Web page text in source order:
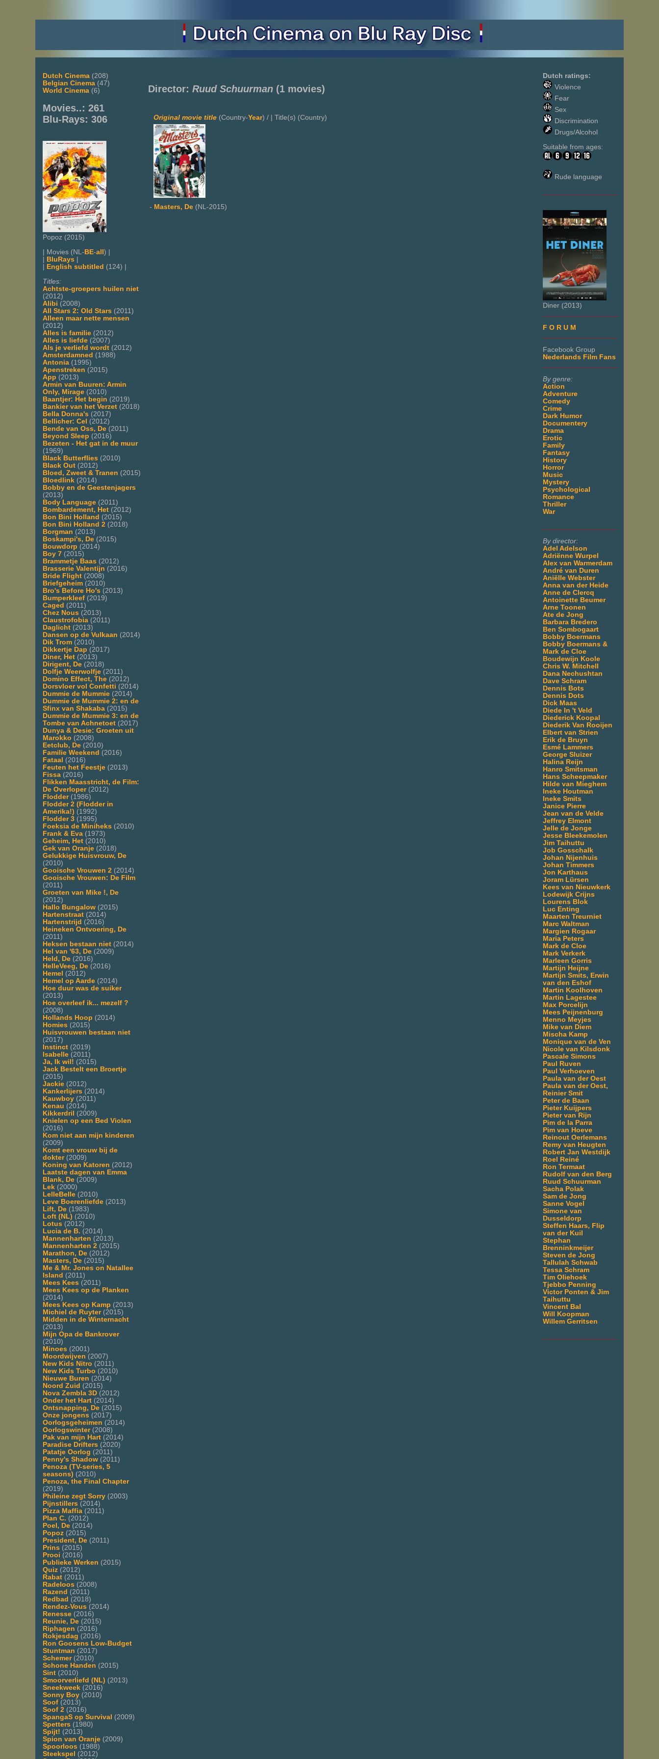
Dutch Cinema (208)
Belgian Cinema (47)
World Cinema (6)
Movies..: 261
Blu-Rays: 306
Popoz (2015)
| Movies (NL-BE-all) |
| BluRays |
| English subtitled (124) |
Titles:
Achtste-groepers huilen niet
(2012)
Alibi (2008)
All Stars 2: Old Stars (2011)
Alleen maar nette mensen
(2012)
Alles is familie (2012)
Alles is liefde (2007)
Als je verliefd wordt (2012)
Amsterdamned (1988)
Antonia (1995)
Apenstreken (2015)
App (2013)
Armin van Buuren: Armin
Only, Mirage (2010)
Baantjer: Het begin (2019)
Bankier van het Verzet (2018)
Bella Donna's (2017)
Bellicher: Cel (2012)
Bende van Oss, De (2011)
Beyond Sleep (2016)
Bezeten - Het gat in de muur
(1969)
Black Butterflies (2010)
Black Out (2012)
Bloed, Zweet & Tranen (2015)
Bloedlink (2014)
Bobby en de Geestenjagers
(2013)
Body Language (2011)
Bombardement, Het (2012)
Bon Bini Holland (2015)
Bon Bini Holland 2 (2018)
Borgman (2013)
Boskampi's, De (2015)
Bouwdorp (2014)
Boy 7 (2015)
Brammetje Baas (2012)
Brasserie Valentijn (2016)
Bride Flight (2008)
Briefgeheim (2010)
Bro's Before Ho's (2013)
Bumperkleef (2019)
Caged (2011)
Chez Nous (2013)
Claustrofobia (2011)
Daglicht (2013)
Dansen op de Vulkaan (2014)
Dik Trom (2010)
Dikkertje Dap (2017)
Diner, Het (2013)
Dirigent, De (2018)
Dolfje Weerwolfje (2011)
Domino Effect, The (2012)
Dorsvloer vol Confetti (2014)
Dummie de Mummie (2014)
Dummie de Mummie 2: en de
Sfinx van Shakaba (2015)
Dummie de Mummie 3: en de
Tombe van Achnetoet (2017)
Dunya & Desie: Groeten uit
Marokko (2008)
Eetclub, De (2010)
Familie Weekend (2016)
Fataal (2016)
Feuten het Feestje (2013)
Fissa (2016)
Flikken Maasstricht, de Film:
De Overloper(2012)
Flodder(1986)
Flodder 2 (Flodder in
Amerika!) (1992)
Flodder 3 (1995)
Foeksia de Miniheks (2010)
Frank & Eva (1973)
Geheim, Het (2010)
Gek van Oranje (2018)
Gelukkige Huisvrouw, De
(2010)
Gooische Vrouwen 2 (2014)
Gooische Vrouwen: De Film
(2011)
Groeten van Mike !, De
(2012)
Hallo Bungalow (2015)
Hartenstraat (2014)
Hartenstrijd (2016)
Heineken Ontvoering, De
(2011)
Heksen bestaan niet (2014)
Hel van '63, De (2009)
Held, De (2016)
HelleVeeg, De (2016)
Hemel (2012)
Hemel op Aarde (2014)
Hoe duur was de suiker
(2013)
Hoe overleef ik... mezelf ?
(2008)
Hollands Hoop (2014)
Homies (2015)
Huisvrouwen bestaan niet
(2017)
Instinct (2019)
Isabelle (2011)
Ja, Ik wil! (2015)
Jack Bestelt een Broertje
(2015)
Jackie (2012)
Kankerlijers (2014)
Kauwboy (2011)
Kenau (2014)
Kikkerdril (2009)
Knielen op een Bed Violen
(2016)
Kom niet aan mijn kinderen
(2009)
Komt een vrouw bij de
dokter(2009)
Koning van Katoren (2012)
Laatste dagen van Emma
Blank, De (2009)
Lek (2000)
LelleBelle (2010)
Leve Boerenliefde (2013)
Lift, De (1983)
Loft (NL) (2010)
Lotus (2012)
Lucia de B. (2014)
Mannenharten (2013)
Mannenharten 2 (2015)
Marathon, De (2012)
Masters, De (2015)
Me & Mr. Jones on Natallee
Island (2011)
Mees Kees (2011)
Mees Kees op de Planken
(2014)
Mees Kees op Kamp (2013)
Michiel de Ruyter(2015)
Midden in de Winternacht
(2013)
Mijn Opa de Bankrover
(2010)
Minoes (2001)
Moordwijven (2007)
New Kids Nitro (2011)
New Kids Turbo (2010)
Nieuwe Buren (2014)
Noord Zuid (2015)
Nova Zembla 3D (2012)
Onder het Hart (2014)
Ontsnapping, De (2015)
Onze jongens (2017)
Oorlogsgeheimen (2014)
Oorlogswinter(2008)
Pak van mijn Hart (2014)
Paradise Drifters (2020)
Patatje Oorlog (2011)
Penny's Shadow (2011)
Penoza (TV-series, 5
seasons) (2010)
Penoza, the Final Chapter
(2019)
Phileine zegt Sorry (2003)
Pijnstillers (2014)
Pizza Maffia (2011)
Plan C. (2012)
Poel, De (2014)
Popoz (2015)
President, De (2011)
Prins (2015)
Prooi (2016)
Publieke Werken (2015)
Quiz (2012)
Rabat (2011)
Radeloos (2008)
Razend (2011)
Redbad (2018)
Rendez-Vous (2014)
Renesse (2016)
Reunie, De (2015)
Riphagen (2016)
Rokjesdag (2016)
Ron Goosens Low-Budget
Stuntman (2017)
Schemer(2010)
Schone Handen (2015)
Sint (2010)
Smoorverliefd (NL) (2013)
Sneekweek (2016)
Sonny Boy (2010)
Soof (2013)
Soof 2 (2016)
SpangaS op Survival (2009)
Spetters (1980)
Spijt! (2013)
Spion van Oranje (2009)
Spoorloos (1988)
Steekspel (2012)
Dutch ratings:
Violence
Fear
Sex
Discrimination
Drugs/Alcohol
Suitable from ages:
Rude language
Diner (2013)
F O R U M
Facebook Group
Nederlands Film Fans
By genre:
Action
Adventure
Comedy
Crime
Dark Humor
Documentery
Drama
Erotic
Family
Fantasy
History
Horror
Music
Mystery
Psychological
Romance
Thriller
War
By director:
Adel Adelson
Adriënne Wurpel
Alex van Warmerdam
André van Duren
Aniëlle Webster
Anna van der Heide
Anne de Clercq
Antoinette Beumer
Arne Toonen
Ate de Jong
Barbara Bredero
Ben Sombogaart
Bobby Boermans
Bobby Boermans &
Mark de Cloe
Boudewijn Koole
Chris W. Mitchell
Dana Nechushtan
Dave Schram
Dennis Bots
Dennis Dots
Dick Maas
Diede In 't Veld
Diederick Koopal
Diederik Van Rooijen
Elbert van Strien
Erik de Bruyn
Esmé Lammers
George Sluizer
Halina Reijn
Hanro Smitsman
Hans Scheepmaker
Hilde van Mieghem
Ineke Houtman
Ineke Smits
Janice Pierre
Jean van de Velde
Jeffrey Elmont
Jelle de Jonge
Jesse Bleekemolen
Jim Taihuttu
Job Gosschalk
Johan Nijenhuis
Johan Timmers
Jon Karthaus
Joram Lürsen
Kees van Nieuwkerk
Lodewijk Crijns
Lourens Blok
Luc Enting
Maarten Treurniet
Marc Waltman
Margien Rogaar
Maria Peters
Mark de Cloe
Mark Verkerk
Marleen Gorris
Martijn Heijne
Martijn Smits, Erwin
van den Eshof
Martin Koolhoven
Martin Lagestee
Max Porcelijn
Mees Peijnenburg
Menno Meyjes
Mike van Diem
Mischa Kamp
Monique van de Ven
Nicole van Kilsdonk
Pascale Simons
Paul Ruven
Paul Verhoeven
Paula van der Oest
Paula van der Oest,
Reinier Smit
Peter de Baan
Pieter Kuijpers
Pieter van Rijn
Pim de la Parra
Pim van Hoeve
Reinout Oerlemans
Remy van Heugten
Robert Jan Westdijk
Roel Reiné
Ron Termaat
Rudolf van den Berg
Ruud Schuurman
Sacha Polak
Sam de Jong
Sanne Vogel
Simone van
Dusseldorp
Steffen Haars, Flip
van der Kuil
Stephan
Brenninkmeijer
Steven de Jong
Tallulah Schwab
Tessa Schram
Tim Oliehoek
Tjebbo Penning
Victor Ponten & Jim
Taihuttu
Vincent Bal
Will Koopman
Willem Gerritsen
Director: Ruud Schuurman (1 movies)
Original movie title (Country-Year) / | Title(s) (Country)
- Masters, De (NL-2015)